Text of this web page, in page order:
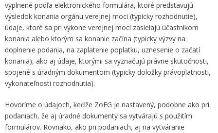
vyplnené podľa elektronického formulára, ktoré predstavujú
výsledok konania orgánu verejnej moci (typicky rozhodnutie),
údaje, ktoré sa pri výkone verejnej moci zasielajú účastníkom
konania alebo ktorým sa konanie začína (typicky výzvy na
doplnenie podania, na zaplatenie poplatku, uznesenie o začatí
konania), ako aj údaje, ktorými sa vyznačujú právne skutočnosti,
spojené s úradným dokumentom (typicky doložky právoplatnosti,
vykonateľnosti rozhodnutia).
Hovoríme o údajoch, keďže ZoEG je nastavený, podobne ako pri
podaniach, že aj úradné dokumenty sa vytvárajú s použitím
formulárov. Rovnako, ako pri podaniach, aj na vytváranie